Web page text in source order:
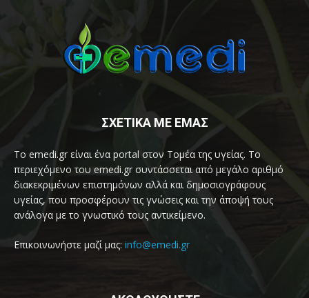
ΣΧΕΤΙΚΑ ΜΕ ΕΜΑΣ
Το emedi.gr είναι ένα portal στον Τομέα της υγείας. Το
περιεχόμενο του emedi.gr συντάσσεται από μεγάλο αριθμό
διακεκριμένων επιστημόνων αλλά και δημοσιογράφους
υγείας, που προσφέρουν τις γνώσεις και την άποψή τους
ανάλογα με το γνωστικό τους αντικείμενο.
Επικοινωνήστε μαζί μας: info@emedi.gr